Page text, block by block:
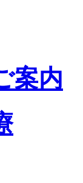
案内